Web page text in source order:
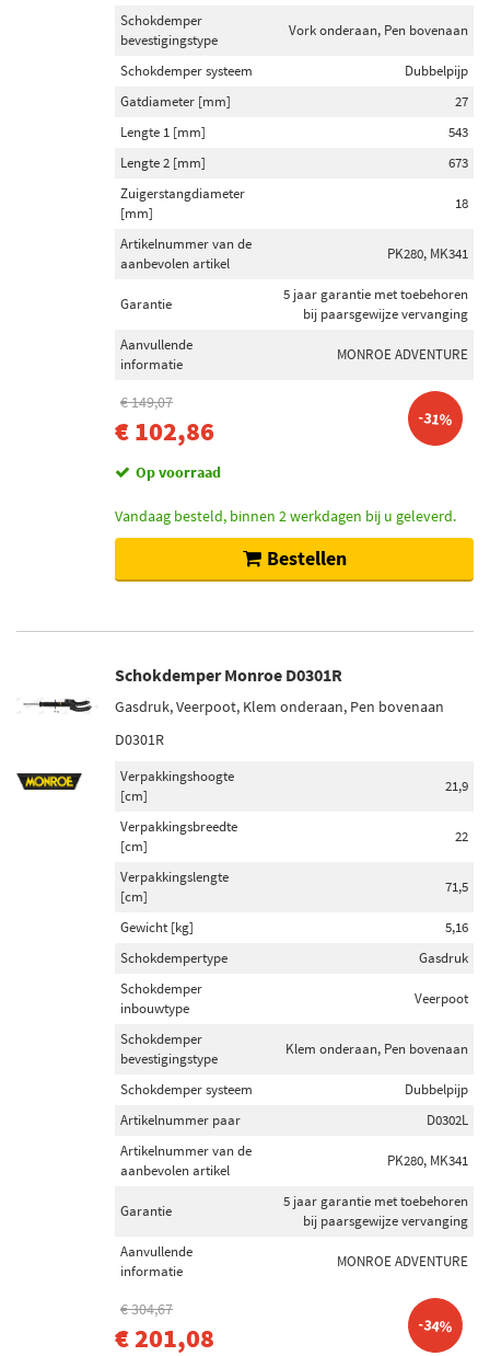
Schokdemper
bevestigingstype
Vork onderaan, Pen bovenaan
Schokdemper systeem
Dubbelpijp
Gatdiameter [mm]
27
Lengte 1 [mm]
543
Lengte 2 [mm]
673
Zuigerstangdiameter
[mm]
18
Artikelnummer van de
aanbevolen artikel
PK280, MK341
Garantie
5 jaar garantie met toebehoren
bij paarsgewijze vervanging
Aanvullende
informatie
MONROE ADVENTURE
€ 149,07
€ 102,86 -31%
Op voorraad
Vandaag besteld, binnen 2 werkdagen bij u geleverd.
Bestellen
Schokdemper Monroe D0301R
Gasdruk, Veerpoot, Klem onderaan, Pen bovenaan
D0301R
Verpakkingshoogte
[cm]
21,9
Verpakkingsbreedte
[cm]
22
Verpakkingslengte
[cm]
71,5
Gewicht [kg]
5,16
Schokdempertype
Gasdruk
Schokdemper
inbouwtype
Veerpoot
Schokdemper
bevestigingstype
Klem onderaan, Pen bovenaan
Schokdemper systeem
Dubbelpijp
Artikelnummer paar
D0302L
Artikelnummer van de
aanbevolen artikel
PK280, MK341
Garantie
5 jaar garantie met toebehoren
bij paarsgewijze vervanging
Aanvullende
informatie
MONROE ADVENTURE
€ 304,67
€ 201,08 -34%